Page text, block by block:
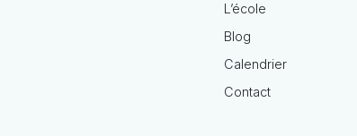
L’école
Blog
Calendrier
Contact